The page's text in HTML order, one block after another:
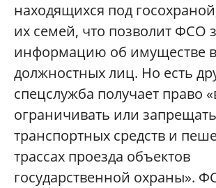
находящихся под
их семей, что позволит ФСО
информацию об имуществе
должностных лиц. Но есть
спецслужба получает право
ограничивать или
транспортных средств и
трассах проезда объектов
государственной охраны».